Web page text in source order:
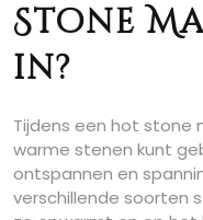
Stone
in?
Tijdens een hot stone
warme stenen kunt
ontspannen en
verschillende soorten